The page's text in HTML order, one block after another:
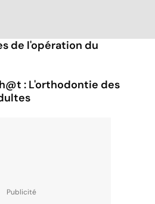
de l'opération du
: L'orthodontie des